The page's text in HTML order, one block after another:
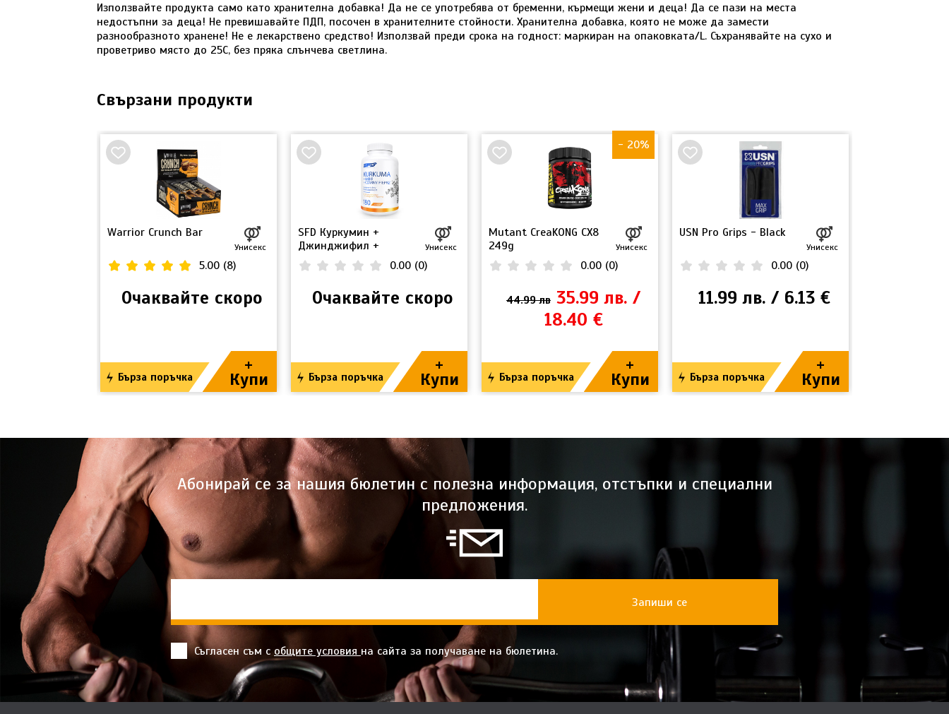
Използвайте продукта само като хранителна добавка! Да не се употребява от бременни, кърмещи жени и деца! Да се пази на места
недостъпни за деца! Не превишавайте ПДП, посочен в хранителните стойности. Хранителна добавка, която не може да замести
разнообразното хранене! Не е лекарствено средство! Използвай преди срока на годност: маркиран на опаковката/L. Съхранявайте на сухо и
проветриво място до 25С, без пряка слънчева светлина.
Свързани продукти
Warrior Crunch Bar
Унисекс
5.00 (8)
Очаквайте скоро
Бърза поръчка
+
Купи
SFD Куркумин +
Джинджифил +
Пиперин 180 таб
Унисекс
0.00 (0)
Очаквайте скоро
Бърза поръчка
+
Купи
- 20%
Mutant CreaKONG CX8
249g
Унисекс
0.00 (0)
44.99 лв 35.99 лв. /
18.40 €
Бърза поръчка
+
Купи
USN Pro Grips - Black
Унисекс
0.00 (0)
11.99 лв. / 6.13 €
Бърза поръчка
+
Купи
Абонирай се за нашия бюлетин с полезна информация, отстъпки и специални
предложения.
Съгласен съм собщите условия на сайта за получаване на бюлетина.